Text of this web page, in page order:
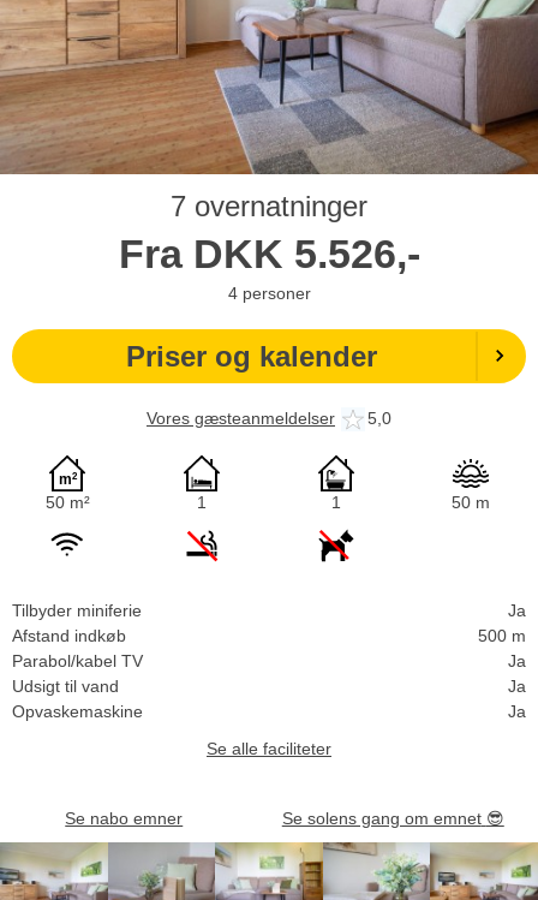
7 overnatninger
Fra DKK 5.526,-
4 personer
Priser og kalender
Vores gæsteanmeldelser 5,0
50 m² 1 1 50 m
Tilbyder miniferie
Ja
Afstand indkøb
500 m
Parabol/kabel TV
Ja
Udsigt til vand
Ja
Opvaskemaskine
Ja
Se alle faciliteter
Se nabo emner Se solens gang om emnet 😎